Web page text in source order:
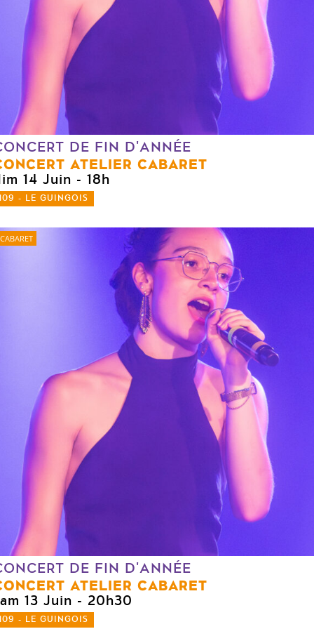
DE FIN D'ANNÉE
ATELIER CABARET
14 Juin - 18h
- LE GUINGOIS
CABARET
DE FIN D'ANNÉE
ATELIER CABARET
13 Juin - 20h30
- LE GUINGOIS